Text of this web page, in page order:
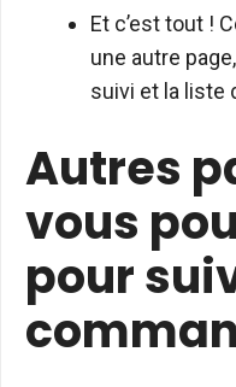
Et c’est tout !
une autre
suivi et la liste
Autres
vous
pour